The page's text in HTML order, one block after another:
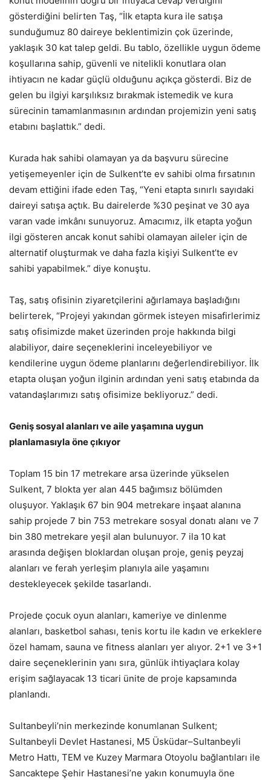
gösterdiğini belirten Taş, “İlk etapta kura ile satışa
sunduğumuz 80 daireye beklentimizin çok üzerinde,
yaklaşık 30 kat talep geldi. Bu tablo, özellikle uygun ödeme
koşullarına sahip, güvenli ve nitelikli konutlara olan
ihtiyacın ne kadar güçlü olduğunu açıkça gösterdi. Biz de
gelen bu ilgiyi karşılıksız bırakmak istemedik ve kura
sürecinin tamamlanmasının ardından projemizin yeni satış
etabını başlattık.” dedi.
Kurada hak sahibi olamayan ya da başvuru sürecine
yetişemeyenler için de Sulkent’te ev sahibi olma fırsatının
devam ettiğini ifade eden Taş, “Yeni etapta sınırlı sayıdaki
daireyi satışa açtık. Bu dairelerde %30 peşinat ve 30 aya
varan vade imkânı sunuyoruz. Amacımız, ilk etapta yoğun
ilgi gösteren ancak konut sahibi olamayan aileler için de
alternatif oluşturmak ve daha fazla kişiyi Sulkent’te ev
sahibi yapabilmek.” diye konuştu.
Taş, satış ofisinin ziyaretçilerini ağırlamaya başladığını
belirterek, “Projeyi yakından görmek isteyen misafirlerimiz
satış ofisimizde maket üzerinden proje hakkında bilgi
alabiliyor, daire seçeneklerini inceleyebiliyor ve
kendilerine uygun ödeme planlarını değerlendirebiliyor. İlk
etapta oluşan yoğun ilginin ardından yeni satış etabında da
vatandaşlarımızı satış ofisimize bekliyoruz.” dedi.
Geniş sosyal alanları ve aile yaşamına uygun
planlamasıyla öne çıkıyor
Toplam 15 bin 17 metrekare arsa üzerinde yükselen
Sulkent, 7 blokta yer alan 445 bağımsız bölümden
oluşuyor. Yaklaşık 67 bin 904 metrekare inşaat alanına
sahip projede 7 bin 753 metrekare sosyal donatı alanı ve 7
bin 380 metrekare yeşil alan bulunuyor. 7 ila 10 kat
arasında değişen bloklardan oluşan proje, geniş peyzaj
alanları ve ferah yerleşim planıyla aile yaşamını
destekleyecek şekilde tasarlandı.
Projede çocuk oyun alanları, kameriye ve dinlenme
alanları, basketbol sahası, tenis kortu ile kadın ve erkeklere
özel hamam, sauna ve fitness alanları yer alıyor. 2+1 ve 3+1
daire seçeneklerinin yanı sıra, günlük ihtiyaçlara kolay
erişim sağlayacak 13 ticari ünite de proje kapsamında
planlandı.
Sultanbeyli’nin merkezinde konumlanan Sulkent;
Sultanbeyli Devlet Hastanesi, M5 Üsküdar–Sultanbeyli
Metro Hattı, TEM ve Kuzey Marmara Otoyolu bağlantıları ile
Sancaktepe Şehir Hastanesi’ne yakın konumuyla öne